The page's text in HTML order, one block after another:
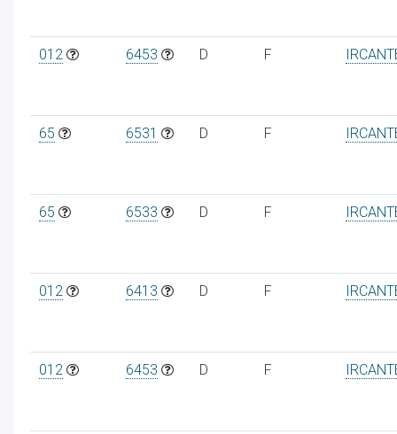
012 6453 D F
65 6531 D F
65 6533 D F
012 6413 D F
012 6453 D F